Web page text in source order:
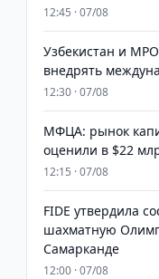
12:45 · 07/08
Узбекистан и
внедрять
12:30 · 07/08
МФЦА: рынок
оценили в $22
12:15 · 07/08
FIDE утвердила
шахматную
Самарканде
12:00 · 07/08